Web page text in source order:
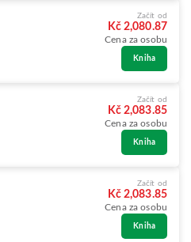
Začít od
Kč 2,080.87
Cena za osobu
Kniha
Začít od
Kč 2,083.85
Cena za osobu
Kniha
Začít od
Kč 2,083.85
Cena za osobu
Kniha